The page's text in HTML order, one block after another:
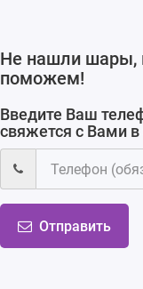
Не нашли шары,
поможем!
Введите Ваш
свяжется с Вами
Отправить